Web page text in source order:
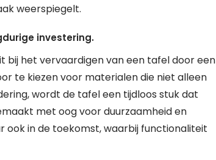
weerspiegelt.
investering.
bij het vervaardigen van een tafel door een
te kiezen voor materialen die niet alleen
wordt de tafel een tijdloos stuk dat
met oog voor duurzaamheid en
ook in de toekomst, waarbij functionaliteit